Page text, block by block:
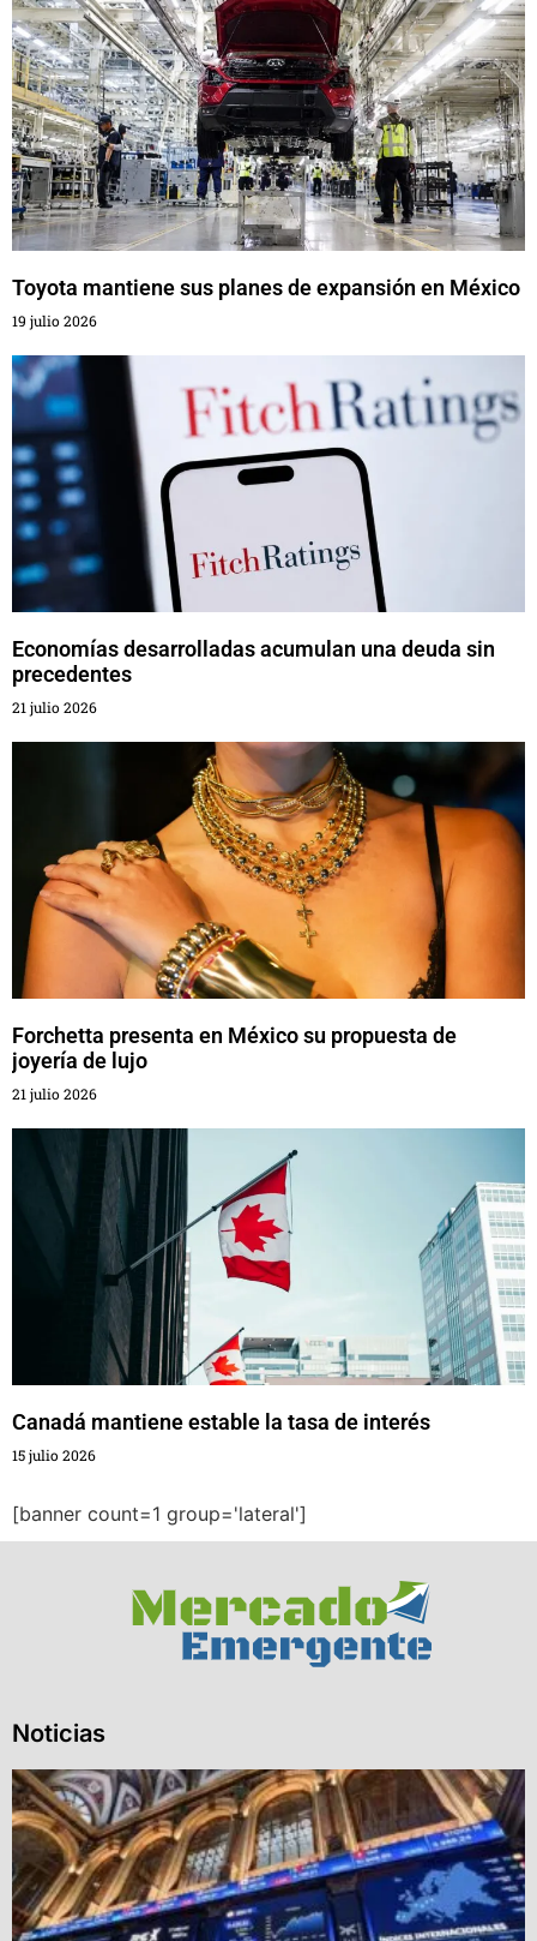
Toyota mantiene sus planes de expansión en México
19 julio 2026
Economías desarrolladas acumulan una deuda sin
precedentes
21 julio 2026
Forchetta presenta en México su propuesta de
joyería de lujo
21 julio 2026
Canadá mantiene estable la tasa de interés
15 julio 2026
[banner count=1 group='lateral']
Noticias